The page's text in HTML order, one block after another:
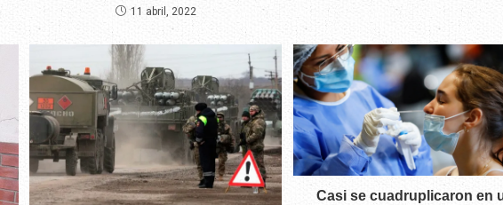
11 abril, 2022
Casi se cuadruplicaron en